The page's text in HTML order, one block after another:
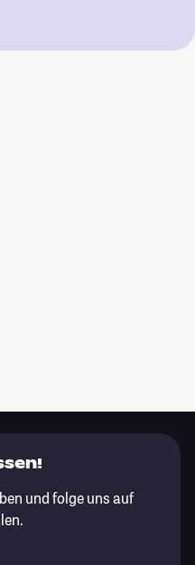
und folge uns auf